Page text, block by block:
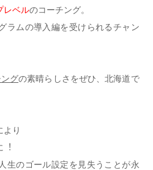
レベルのコーチング。
ラムの導入編を受けられるチャン
グの素晴らしさをぜひ、北海道で
より
︕
生のゴール設定を見失うことが永